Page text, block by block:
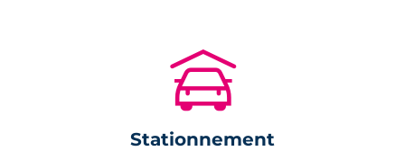
grisées, donnent de la modernité aux façades.
Les espaces verts extérieurs forment un cercle
intimiste propice à des moments conviviaux
en famille. Tournées vers le soleil et le
🚗
Stationnement